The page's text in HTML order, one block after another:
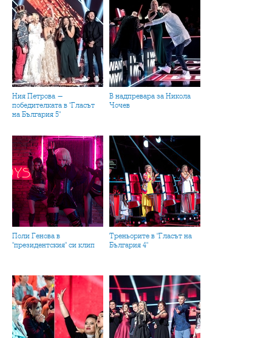
Ния Петрова -
победителката в "Гласът
на България 5"
В надпревара за Никола
Чочев
Поли Генова в
"президентския" си клип
Треньорите в "Гласът на
България 4"